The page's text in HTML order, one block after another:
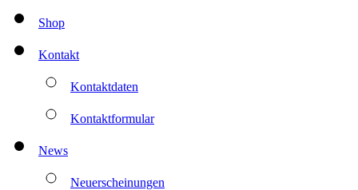
Shop
Kontakt
Kontaktdaten
Kontaktformular
News
Neuerscheinungen